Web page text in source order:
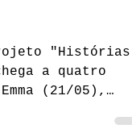
para
do
Alto